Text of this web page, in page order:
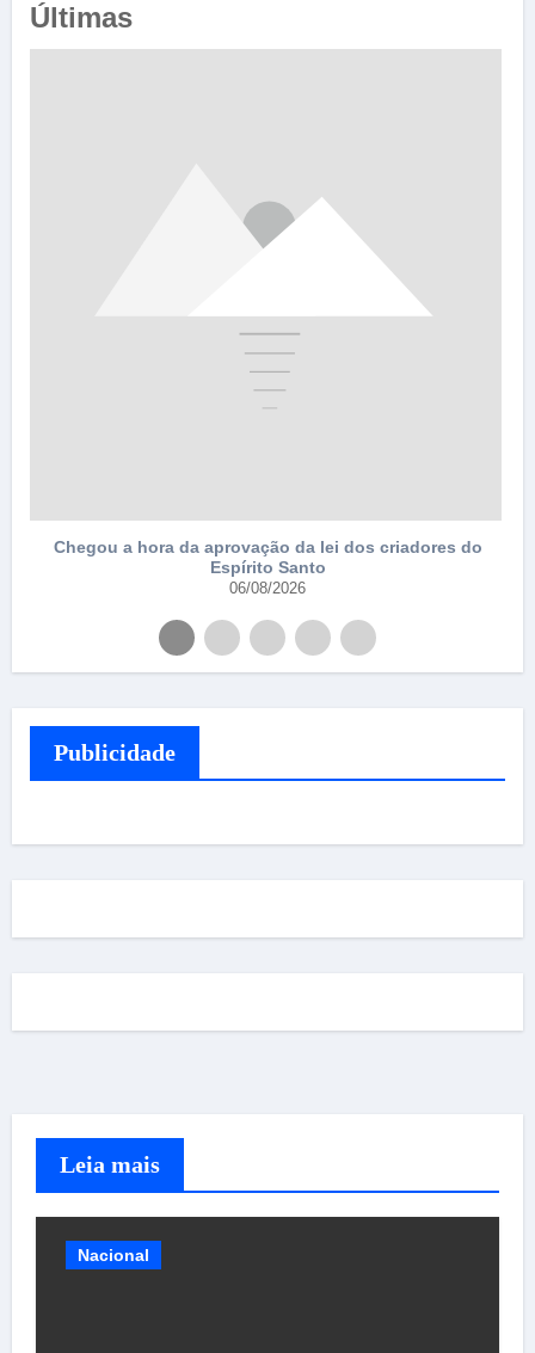
Últimas
Chegou a hora da aprovação da lei dos criadores do
Espírito Santo
06/08/2026
Publicidade
Leia mais
Nacional